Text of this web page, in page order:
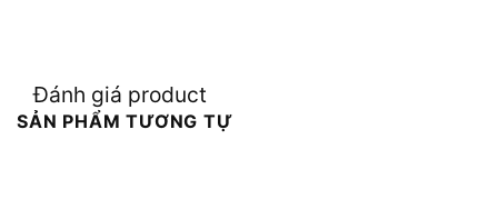
Đánh giá product
SẢN PHẨM TƯƠNG TỰ